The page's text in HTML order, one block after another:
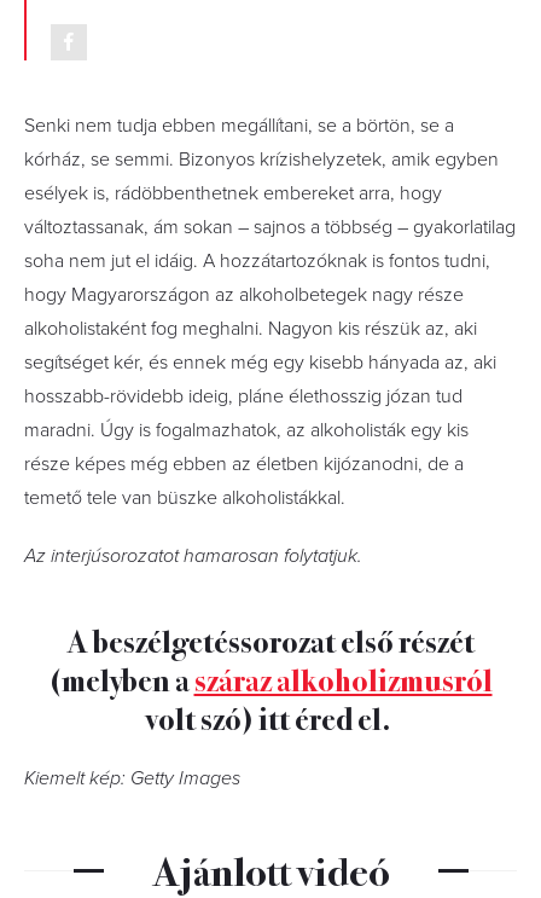
Senki nem tudja ebben megállítani, se a börtön, se a
kórház, se semmi. Bizonyos krízishelyzetek, amik egyben
esélyek is, rádöbbenthetnek embereket arra, hogy
változtassanak, ám sokan – sajnos a többség – gyakorlatilag
soha nem jut el idáig. A hozzátartozóknak is fontos tudni,
hogy Magyarországon az alkoholbetegek nagy része
alkoholistaként fog meghalni. Nagyon kis részük az, aki
segítséget kér, és ennek még egy kisebb hányada az, aki
hosszabb-rövidebb ideig, pláne élethosszig józan tud
maradni. Úgy is fogalmazhatok, az alkoholisták egy kis
része képes még ebben az életben kijózanodni, de a
temető tele van büszke alkoholistákkal.
Az interjúsorozatot hamarosan folytatjuk.
A beszélgetéssorozat első részét
(melyben aszáraz alkoholizmusról
volt szó) itt éred el.
Kiemelt kép: Getty Images
Ajánlott videó